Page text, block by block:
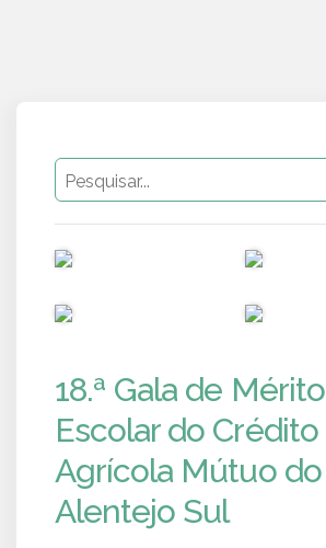
18.ª Gala de Mérito
Escolar do Crédito
Agrícola Mútuo do
Alentejo Sul